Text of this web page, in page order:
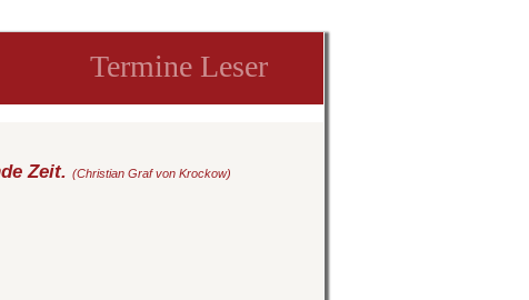
Termine Leser
Zeit.(Christian Graf von Krockow)